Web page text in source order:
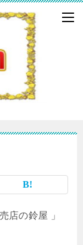
店の鈴屋 」